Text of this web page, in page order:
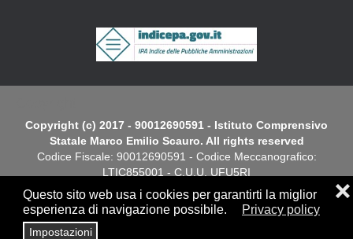
Questo sito web usa i cookies per garantirti la miglior
esperienza di navigazione possibile.
Privacy policy
Impostazioni
❌
Copyright (c) 2017 - 90012690591 - Istituto Comprensivo
Statale Marco Emilio Scauro. All rights reserved
Codice Fiscale: 90012690591 - Codice Meccanografico:
LTIC855001 - C.U.U. UFU5RI
Dichiarazione di Accessibilità